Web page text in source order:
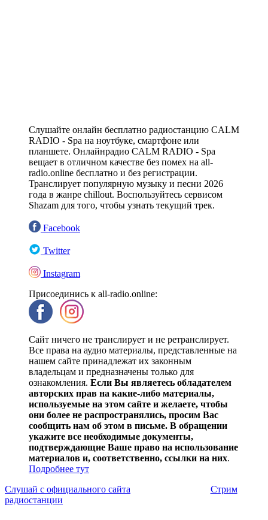
Слушайте онлайн бесплатно радиостанцию CALM
RADIO - Spa на ноутбуке, смартфоне или
планшете. Онлайнрадио CALM RADIO - Spa
вещает в отличном качестве без помех на all-
radio.online бесплатно и без регистрации.
Транслирует популярную музыку и песни 2026
года в жанре chillout. Воспользуйтесь сервисом
Shazam для того, чтобы узнать текущий трек.
Facebook
Twitter
Instagram
Присоединись к all-radio.online:
Сайт ничего не транслирует и не ретранслирует.
Все права на аудио материалы, представленные на
нашем сайте принадлежат их законным
владельцам и предназначены только для
ознакомления. Если Вы являетесь обладателем
авторских прав на какие-либо материалы,
используемые на этом сайте и желаете, чтобы
они более не распространялись, просим Вас
сообщить нам об этом в письме. В обращении
укажите все необходимые документы,
подтверждающие Ваше право на использование
материалов и, соответственно, ссылки на них.
Подробнее тут
Слушай с официального сайта
Стрим
радиостанции